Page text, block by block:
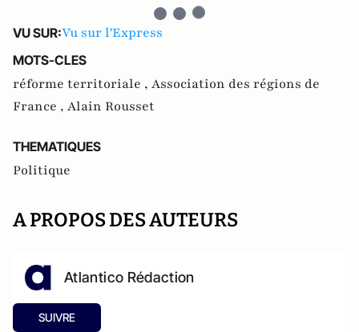
VU SUR:Vu sur l'Express
MOTS-CLES
réforme territoriale , Association des régions de
France , Alain Rousset
THEMATIQUES
Politique
A PROPOS DES AUTEURS
Atlantico Rédaction
SUIVRE